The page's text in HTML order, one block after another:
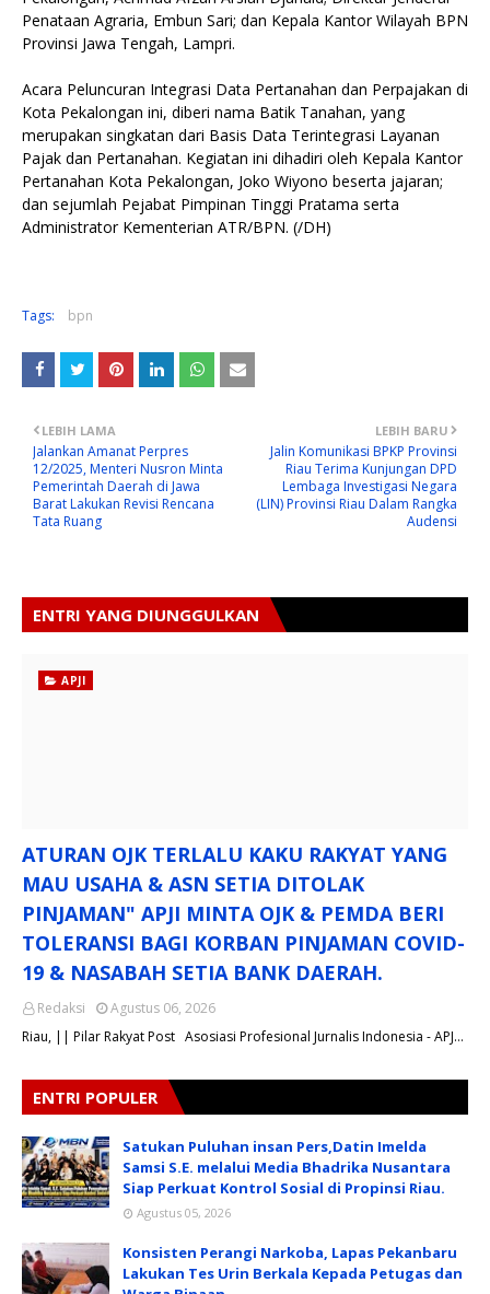
Penataan Agraria, Embun Sari; dan Kepala Kantor Wilayah BPN
Provinsi Jawa Tengah, Lampri.
Acara Peluncuran Integrasi Data Pertanahan dan Perpajakan di
Kota Pekalongan ini, diberi nama Batik Tanahan, yang
merupakan singkatan dari Basis Data Terintegrasi Layanan
Pajak dan Pertanahan. Kegiatan ini dihadiri oleh Kepala Kantor
Pertanahan Kota Pekalongan, Joko Wiyono beserta jajaran;
dan sejumlah Pejabat Pimpinan Tinggi Pratama serta
Administrator Kementerian ATR/BPN. (/DH)
Tags: bpn
LEBIH BARU
Jalin Komunikasi BPKP Provinsi
Riau Terima Kunjungan DPD
Lembaga Investigasi Negara
(LIN) Provinsi Riau Dalam Rangka
Audensi
LEBIH LAMA
Jalankan Amanat Perpres
12/2025, Menteri Nusron Minta
Pemerintah Daerah di Jawa
Barat Lakukan Revisi Rencana
Tata Ruang
ENTRI YANG DIUNGGULKAN
APJI
ATURAN OJK TERLALU KAKU RAKYAT YANG
MAU USAHA & ASN SETIA DITOLAK
PINJAMAN" APJI MINTA OJK & PEMDA BERI
TOLERANSI BAGI KORBAN PINJAMAN COVID-
19 & NASABAH SETIA BANK DAERAH.
Redaksi
Agustus 06, 2026
Riau, || Pilar Rakyat Post Asosiasi Profesional Jurnalis Indonesia - APJ…
ENTRI POPULER
Satukan Puluhan insan Pers,Datin Imelda
Samsi S.E. melalui Media Bhadrika Nusantara
Siap Perkuat Kontrol Sosial di Propinsi Riau.
Agustus 05, 2026
Konsisten Perangi Narkoba, Lapas Pekanbaru
Lakukan Tes Urin Berkala Kepada Petugas dan